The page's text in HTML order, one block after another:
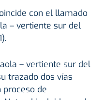
con el llamado
– vertiente sur del
– vertiente sur del
trazado dos vías
de